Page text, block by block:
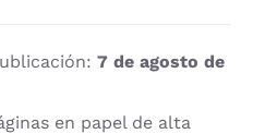
7 de agosto de
en papel de alta